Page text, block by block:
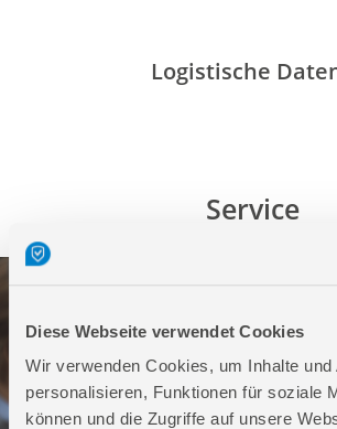
Diese Webseite verwendet Cookies
Wir verwenden Cookies, um Inhalte und
personalisieren, Funktionen für soziale
können und die Zugriffe auf unsere
Logistische
Service